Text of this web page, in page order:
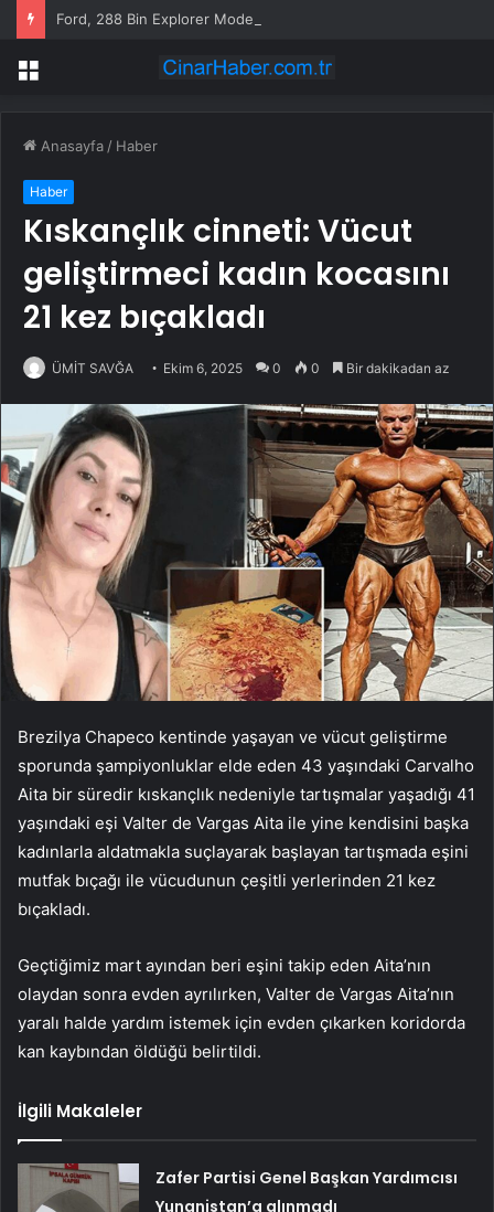
Menü
Anasayfa / Haber
Haber
Kıskançlık cinneti: Vücut
geliştirmeci kadın kocasını
21 kez bıçakladı
ÜMİT SAVĞA Ekim 6, 2025 0 0 Bir dakikadan az
Brezilya Chapeco kentinde yaşayan ve vücut geliştirme
sporunda şampiyonluklar elde eden 43 yaşındaki Carvalho
Aita bir süredir kıskançlık nedeniyle tartışmalar yaşadığı 41
yaşındaki eşi Valter de Vargas Aita ile yine kendisini başka
kadınlarla aldatmakla suçlayarak başlayan tartışmada eşini
mutfak bıçağı ile vücudunun çeşitli yerlerinden 21 kez
bıçakladı.
Geçtiğimiz mart ayından beri eşini takip eden Aita’nın
olaydan sonra evden ayrılırken, Valter de Vargas Aita’nın
yaralı halde yardım istemek için evden çıkarken koridorda
kan kaybından öldüğü belirtildi.
İlgili Makaleler
Zafer Partisi Genel Başkan Yardımcısı
Yunanistan’a alınmadı